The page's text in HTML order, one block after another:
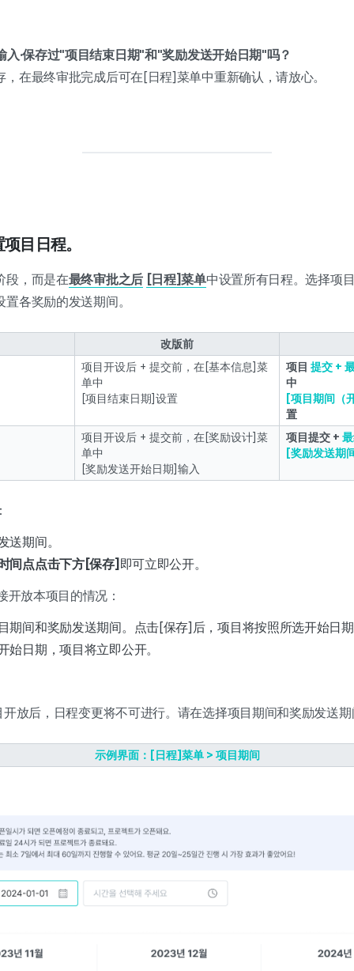
·保存过"项目结束日期"和"奖励发送开始日期"吗？
在最终审批完成后可在[日程]菜单中重新确认，请放心。
目日程。
段，而是在最终审批之后 [日程]菜单中设置所有日程。选择项
各奖励的发送期间。
改版前
项目开设后 + 提交前，在[基本信息]菜
单中
[项目结束日期]设置
项目 提交 +
中
[项目期间（
置
项目开设后 + 提交前，在[奖励设计]菜
单中
[奖励发送开始日期]输入
项目提交 +
[奖励发送期
送期间。
间点点击下方[保存] 即可立即公开。
开放本项目的情况：
期间和奖励发送期间。点击[保存]后，项目将按照所选开始日
始日期，项目将立即公开。
放后，日程变更将不可进行。请在选择项目期间和奖励发送
示例界面：[日程]菜单 > 项目期间